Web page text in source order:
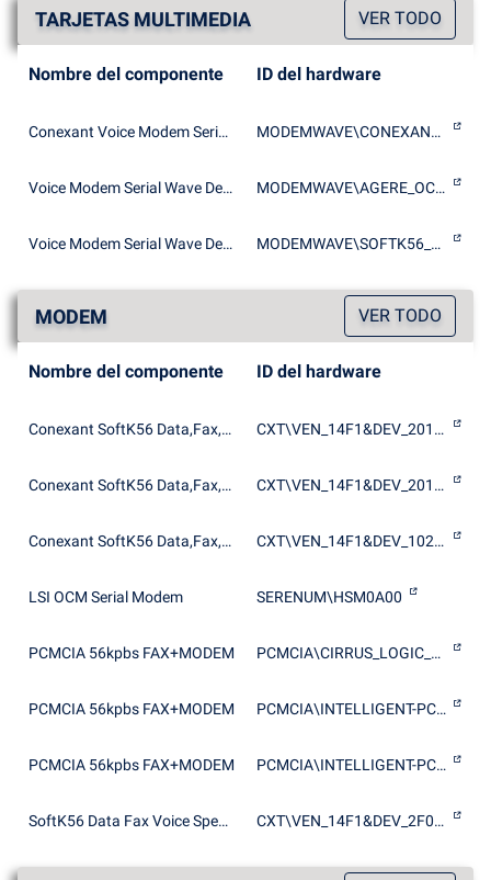
TARJETAS MULTIMEDIA VER TODO
Nombre del componente ID del hardware
Conexant Voice Modem Serial Wave Device MODEMWAVE\CONEXANT_SOFTK56_DATA
Voice Modem Serial Wave Device MODEMWAVE\AGERE_OCM_SERIAL_MODEM
Voice Modem Serial Wave Device MODEMWAVE\SOFTK56_DATA_FAX_VOICE_SPEAKERPHONE_CARP
MODEM VER TODO
Nombre del componente ID del hardware
Conexant SoftK56 Data,Fax,Speakerphone PCI Modem CXT\VEN_14F1&DEV_2015&SUBSYS_201514C8
Conexant SoftK56 Data,Fax,Speakerphone PCI Modem CXT\VEN_14F1&DEV_2015&SUBSYS_211514C8
Conexant SoftK56 Data,Fax,Speakerphone PCI Modem ( Chipset Default ) CXT\VEN_14F1&DEV_1025&SUBSYS_102514F1
LSI OCM Serial Modem SERENUM\HSM0A00
PCMCIA 56kpbs FAX+MODEM PCMCIA\CIRRUS_LOGIC_56K__MODEM-CL-MD56XX-23B0
PCMCIA 56kpbs FAX+MODEM PCMCIA\INTELLIGENT-PCMCIA_FAX+MODEM-E464
PCMCIA 56kpbs FAX+MODEM PCMCIA\INTELLIGENT-PCMCIA_FAX+MODEM-F259
SoftK56 Data Fax Voice Speakerphone CARP CXT\VEN_14F1&DEV_2F00&SUBSYS_200414F1